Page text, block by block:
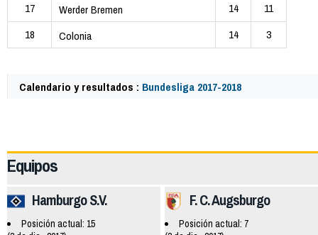
17
Werder Bremen 14
11
18
Colonia 14 3
Calendario y resultados : Bundesliga 2017-2018
Equipos
F. C. Augsburgo
Posición actual: 7
Hamburgo S.V.
Posición actual: 15